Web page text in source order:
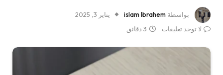
بواسطة islam Ibrahem
يناير 3, 2025
لا توجد تعليقات
3 دقائق